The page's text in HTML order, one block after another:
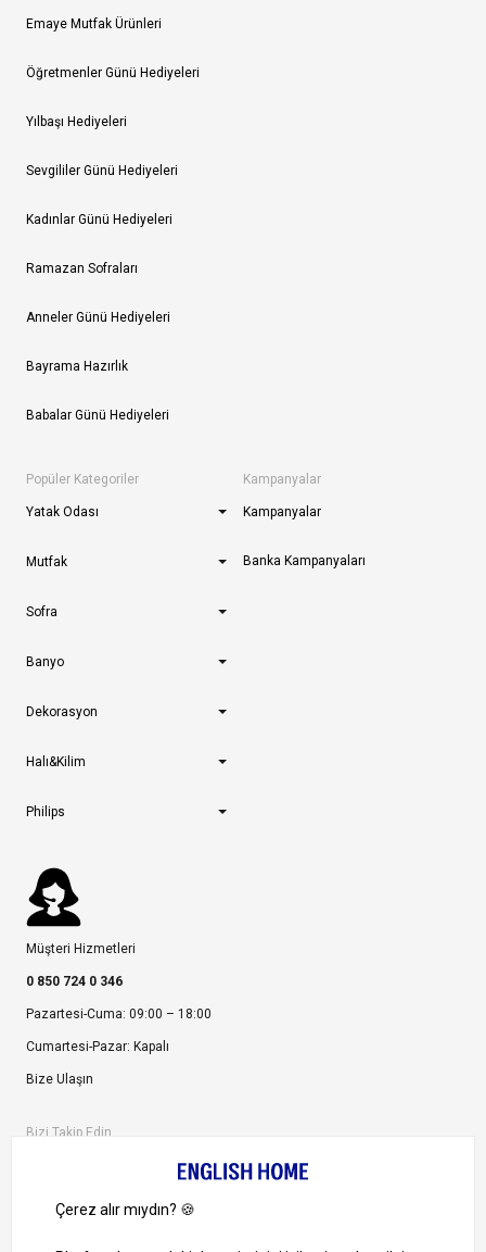
Emaye Mutfak Ürünleri
Öğretmenler Günü Hediyeleri
Yılbaşı Hediyeleri
Sevgililer Günü Hediyeleri
Kadınlar Günü Hediyeleri
Ramazan Sofraları
Anneler Günü Hediyeleri
Bayrama Hazırlık
Babalar Günü Hediyeleri
Popüler Kategoriler
Yatak Odası
Mutfak
Sofra
Banyo
Dekorasyon
Halı&Kilim
Philips
Kampanyalar
Kampanyalar
Banka Kampanyaları
Müşteri Hizmetleri
0 850 724 0 346
Pazartesi-Cuma: 09:00 – 18:00
Cumartesi-Pazar: Kapalı
Bize Ulaşın
Bizi Takip Edin